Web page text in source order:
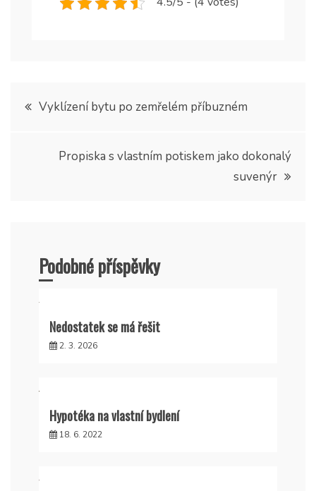
Navigace
Vyklízení bytu po zemřelém příbuzném
Propiska s vlastním potiskem jako dokonalý
suvenýr
Podobné příspěvky
Nedostatek se má řešit
2. 3. 2026
Hypotéka na vlastní bydlení
18. 6. 2022